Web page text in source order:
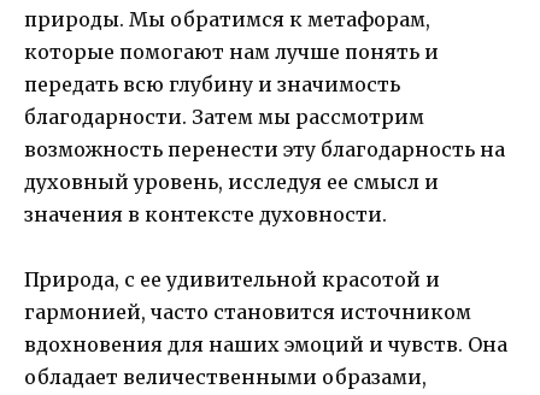
природы. Мы обратимся к метафорам,
которые помогают нам лучше понять и
передать всю глубину и значимость
благодарности. Затем мы рассмотрим
возможность перенести эту благодарность на
духовный уровень, исследуя ее смысл и
значения в контексте духовности.
Природа, с ее удивительной красотой и
гармонией, часто становится источником
вдохновения для наших эмоций и чувств. Она
обладает величественными образами,